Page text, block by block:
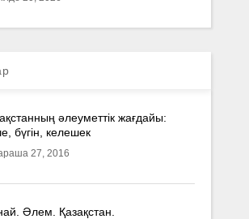
әлеуметтік жағдайы:
бүгін, келешек
27, 2016
Әлем. Қазақстан.